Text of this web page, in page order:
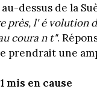
dessus de la
près, l' é volution
coura n t".
prendrait une
mis en cause